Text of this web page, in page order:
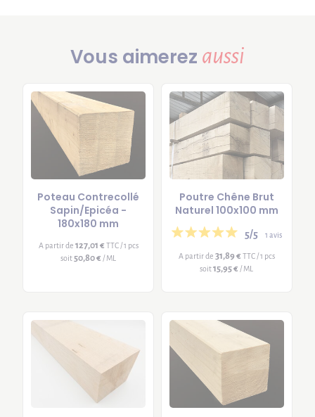
Vous aimerez aussi
Poteau Contrecollé
Sapin/Epicéa -
180x180 mm
A partir de 127,01 € TTC / 1 pcs
soit 50,80 € / ML
Poutre Chêne Brut
Naturel 100x100 mm
5/5 1 avis
A partir de 31,89 € TTC / 1 pcs
soit15,95 € / ML